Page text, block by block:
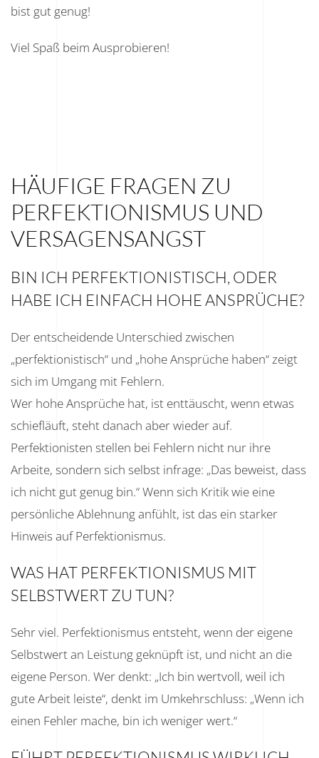
bist gut genug!
Viel Spaß beim Ausprobieren!
HÄUFIGE FRAGEN ZU
PERFEKTIONISMUS UND
VERSAGENSANGST
BIN ICH PERFEKTIONISTISCH, ODER
HABE ICH EINFACH HOHE ANSPRÜCHE?
Der entscheidende Unterschied zwischen
„perfektionistisch“ und „hohe Ansprüche haben“ zeigt
sich im Umgang mit Fehlern.
Wer hohe Ansprüche hat, ist enttäuscht, wenn etwas
schiefläuft, steht danach aber wieder auf.
Perfektionisten stellen bei Fehlern nicht nur ihre
Arbeite, sondern sich selbst infrage: „Das beweist, dass
ich nicht gut genug bin.“ Wenn sich Kritik wie eine
persönliche Ablehnung anfühlt, ist das ein starker
Hinweis auf Perfektionismus.
WAS HAT PERFEKTIONISMUS MIT
SELBSTWERT ZU TUN?
Sehr viel. Perfektionismus entsteht, wenn der eigene
Selbstwert an Leistung geknüpft ist, und nicht an die
eigene Person. Wer denkt: „Ich bin wertvoll, weil ich
gute Arbeit leiste“, denkt im Umkehrschluss: „Wenn ich
einen Fehler mache, bin ich weniger wert.“